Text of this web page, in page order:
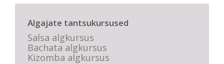
Algajate tantsukursused
Salsa algkursus
Bachata algkursus
Kizomba algkursus